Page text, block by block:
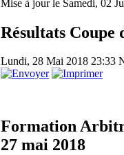
Mise à jour le Samedi, 02
Résultats Coupe
Lundi, 28 Mai 2018 23:33
Formation
27 mai 2018